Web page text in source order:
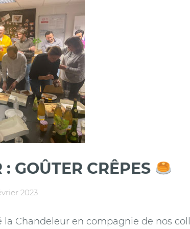
GOÛTER CRÊPES
2023
la Chandeleur en compagnie de nos